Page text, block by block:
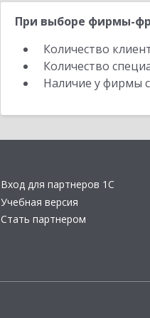
При выборе фирмы-
Количество
Количество
Наличие у фирмы
Вход для партнеров 1С
Учебная версия
Стать партнером